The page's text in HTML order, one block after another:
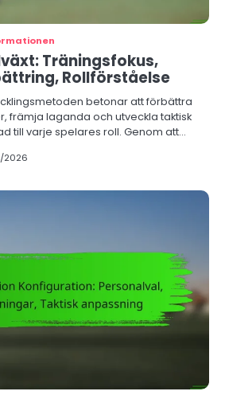
Träningsfokus,
Rollförståelse
betonar att förbättra
främja laganda och utveckla taktisk
till varje spelares roll. Genom att…
2026